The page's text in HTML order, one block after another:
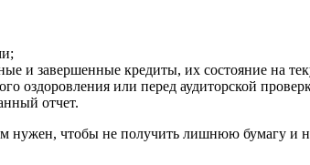
и завершенные кредиты, их состояние на
оздоровления или перед аудиторской
отчет.
чтобы не получить лишнюю бумагу и